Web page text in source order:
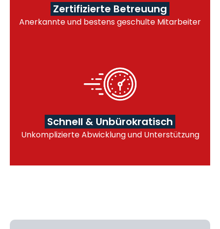
Zertifizierte Betreuung
Anerkannte und bestens geschulte Mitarbeiter
Schnell & Unbürokratisch
Unkomplizierte Abwicklung und Unterstützung